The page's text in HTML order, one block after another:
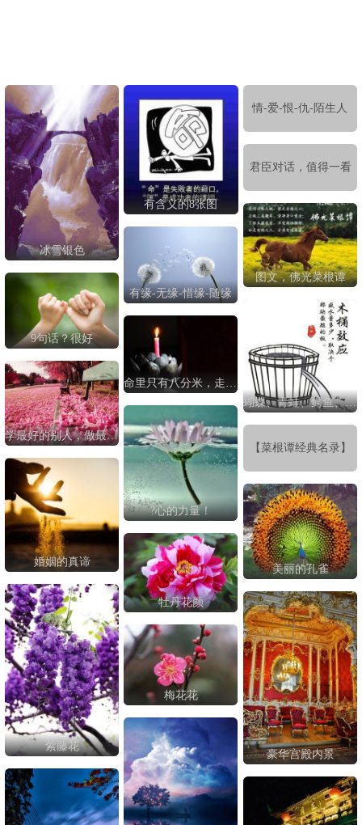
冰雪银色
有含义的8张图
情-爱-恨-仇-陌生人
君臣对话，值得一看
图文，佛光菜根谭
有缘-无缘-惜缘-随缘
9句话？很好
蝴蝶、青蛙、鳄鱼、二八等！效应现象法则
学最好的别人，做最好的自己
?心的力量！
【菜根谭经典名录】
婚姻的真谛
美丽的孔雀
牡丹花颜
紫藤花
豪华宫殿内景
梅花花